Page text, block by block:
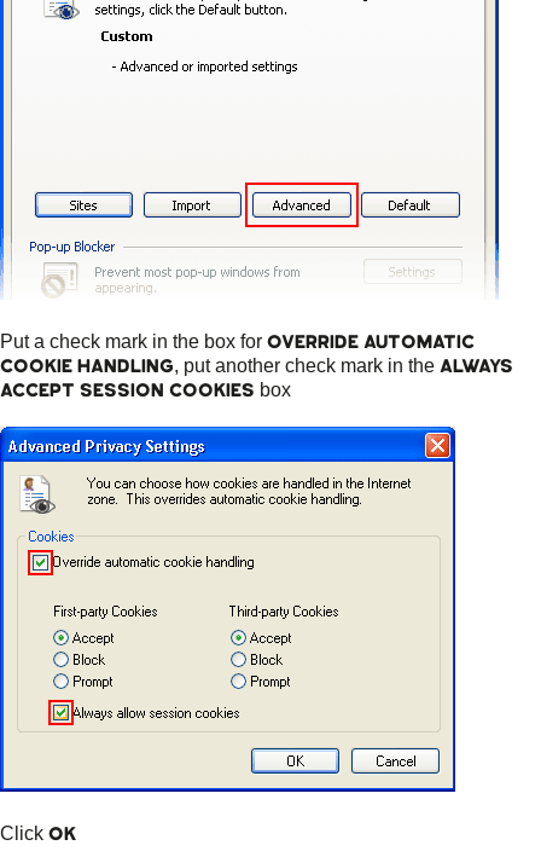
Put a check mark in the box for Override Automatic
Cookie Handling, put another check mark in the Always
accept session cookies box
Click OK